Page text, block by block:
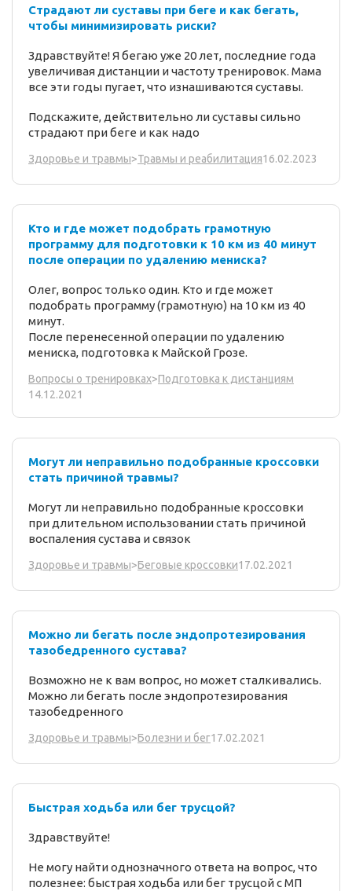
Страдают ли суставы при беге и как бегать,
чтобы минимизировать риски?
Здравствуйте! Я бегаю уже 20 лет, последние года
увеличивая дистанции и частоту тренировок. Мама
все эти годы пугает, что изнашиваются суставы.
Подскажите, действительно ли суставы сильно
страдают при беге и как надо
Здоровье и травмы>Травмы и реабилитация16.02.2023
Кто и где может подобрать грамотную
программу для подготовки к 10 км из 40 минут
после операции по удалению мениска?
Олег, вопрос только один. Кто и где может
подобрать программу (грамотную) на 10 км из 40
минут.
После перенесенной операции по удалению
мениска, подготовка к Майской Грозе.
Вопросы о тренировках>Подготовка к дистанциям
14.12.2021
Могут ли неправильно подобранные кроссовки
стать причиной травмы?
Могут ли неправильно подобранные кроссовки
при длительном использовании стать причиной
воспаления сустава и связок
Здоровье и травмы>Беговые кроссовки17.02.2021
Можно ли бегать после эндопротезирования
тазобедренного сустава?
Возможно не к вам вопрос, но может сталкивались.
Можно ли бегать после эндопротезирования
тазобедренного
Здоровье и травмы>Болезни и бег17.02.2021
Быстрая ходьба или бег трусцой?
Здравствуйте!
Не могу найти однозначного ответа на вопрос, что
полезнее: быстрая ходьба или бег трусцой с МП